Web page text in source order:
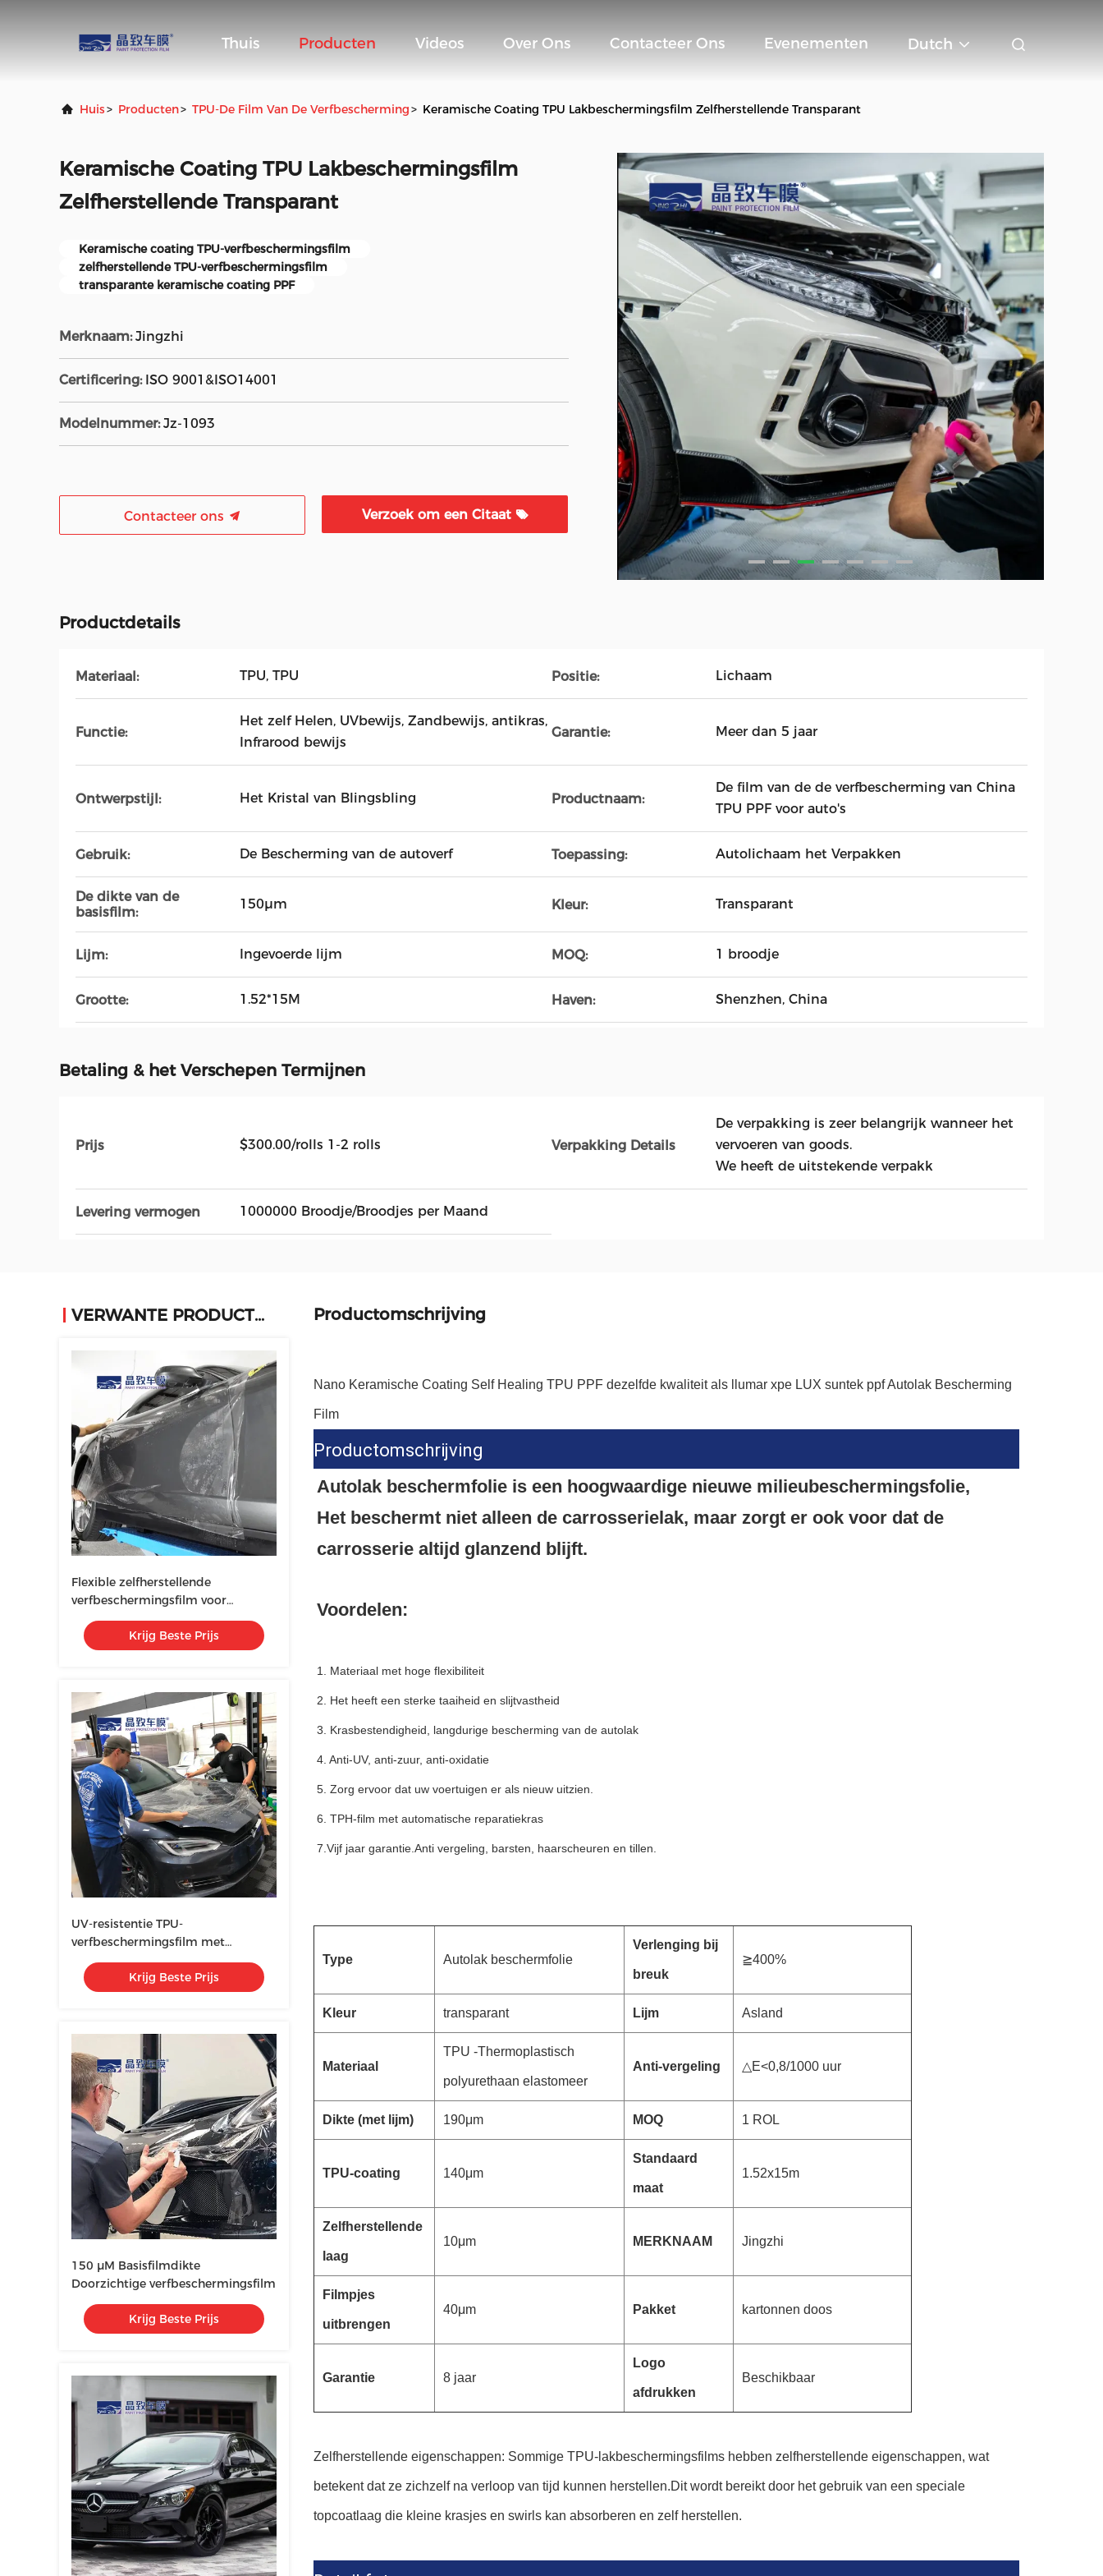
Thuis Producten Videos Over Ons Contacteer Ons Evenementen Dutch
Huis> Producten> TPU-De Film Van De Verfbescherming> Keramische Coating TPU Lakbeschermingsfilm Zelfherstellende Transparant
Keramische Coating TPU Lakbeschermingsfilm
Zelfherstellende Transparant
Keramische coating TPU-verfbeschermingsfilm
zelfherstellende TPU-verfbeschermingsfilm
transparante keramische coating PPF
Merknaam: Jingzhi
Certificering: ISO 9001&ISO14001
Modelnummer: Jz-1093
Contacteer ons Verzoek om een Citaat
Productdetails
Materiaal: TPU, TPU Positie: Lichaam
Functie:
Het zelf Helen, UVbewijs, Zandbewijs, antikras,
Infrarood bewijs
Garantie: Meer dan 5 jaar
Ontwerpstijl: Het Kristal van Blingsbling Productnaam:
De film van de de verfbescherming van China
TPU PPF voor auto's
Gebruik: De Bescherming van de autoverf Toepassing: Autolichaam het Verpakken
De dikte van de
basisfilm:
150μm Kleur: Transparant
Lijm: Ingevoerde lijm MOQ: 1 broodje
Grootte: 1.52*15M Haven: Shenzhen, China
Betaling & het Verschepen Termijnen
Prijs $300.00/rolls 1-2 rolls Verpakking Details
De verpakking is zeer belangrijk wanneer het
vervoeren van goods.
We heeft de uitstekende verpakk
Levering vermogen 1000000 Broodje/Broodjes per Maand
VERWANTE PRODUCTEN
Flexible zelfherstellende
verfbeschermingsfilm voor
carrosserieverpakking vlekwerend
Krijg Beste Prijs
UV-resistentie TPU-
verfbeschermingsfilm met
geïmporteerd lijm Cyberpunk-
ontwerp
Krijg Beste Prijs
150 μM Basisfilmdikte
Doorzichtige verfbeschermingsfilm
Krijg Beste Prijs
Productomschrijving
Nano Keramische Coating Self Healing TPU PPF dezelfde kwaliteit als llumar xpe LUX suntek ppf Autolak Bescherming
Film
Productomschrijving
Autolak beschermfolie is een hoogwaardige nieuwe milieubeschermingsfolie,
Het beschermt niet alleen de carrosserielak, maar zorgt er ook voor dat de
carrosserie altijd glanzend blijft.
Voordelen:
1. Materiaal met hoge flexibiliteit
2. Het heeft een sterke taaiheid en slijtvastheid
3. Krasbestendigheid, langdurige bescherming van de autolak
4. Anti-UV, anti-zuur, anti-oxidatie
5. Zorg ervoor dat uw voertuigen er als nieuw uitzien.
6. TPH-film met automatische reparatiekras
7.Vijf jaar garantie.Anti vergeling, barsten, haarscheuren en tillen.
Type Autolak beschermfolie
Verlenging bij
breuk
≧400%
Kleur transparant Lijm Asland
Materiaal
TPU -Thermoplastisch
polyurethaan elastomeer
Anti-vergeling △E<0,8/1000 uur
Dikte (met lijm) 190μm MOQ 1 ROL
TPU-coating 140μm
Standaard
maat
1.52x15m
Zelfherstellende
laag
10μm MERKNAAM Jingzhi
Filmpjes
uitbrengen
40μm Pakket kartonnen doos
Garantie 8 jaar
Logo
afdrukken
Beschikbaar
Zelfherstellende eigenschappen: Sommige TPU-lakbeschermingsfilms hebben zelfherstellende eigenschappen, wat
betekent dat ze zichzelf na verloop van tijd kunnen herstellen.Dit wordt bereikt door het gebruik van een speciale
topcoatlaag die kleine krasjes en swirls kan absorberen en zelf herstellen.